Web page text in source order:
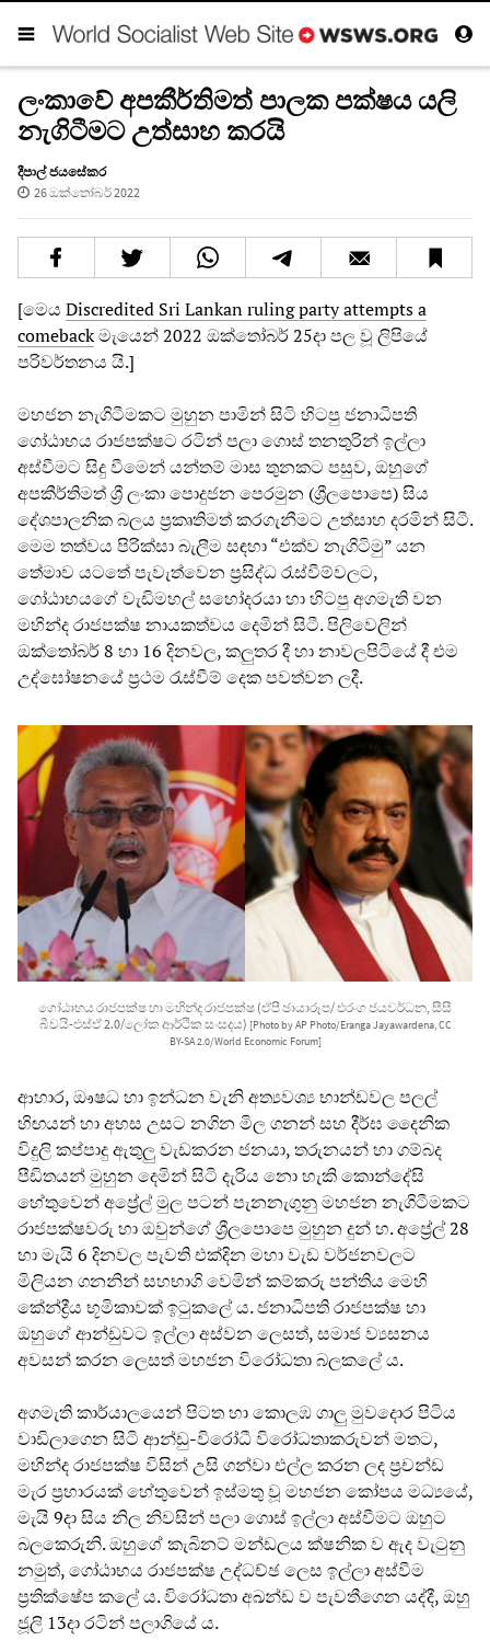
ලංකාවේ අපකීර්තිමත් පාලක පක්ෂය යලි
නැගිටීමට උත්සාහ කරයි
දීපාල් ජයසේකර
26 ඔක්තෝබර් 2022
[මෙය Discredited Sri Lankan ruling party attempts a
comebackමැයෙන් 2022 ඔක්තෝබර් 25දා පල වූ ලිපියේ
පරිවර්තනය යි.]
මහජන නැගිටීමකට මුහුන පාමින් සිටි හිටපු ජනාධිපති
ගෝඨාභය රාජපක්ෂට රටින් පලා ගොස් තනතුරින් ඉල්ලා
අස්වීමට සිදු වීමෙන් යන්තම් මාස තුනකට පසුව, ඔහුගේ
අපකීර්තිමත් ශ්‍රී ලංකා පොදුජන පෙරමුන (ශ්‍රීලපොපෙ) සිය
දේශපාලනික බලය ප්‍රකෘතිමත් කරගැනීමට උත්සාහ දරමින් සිටී.
මෙම තත්වය පිරික්සා බැලීම සඳහා “එක්ව නැගිටිමු” යන
තේමාව යටතේ පැවැත්වෙන ප්‍රසිද්ධ රැස්වීම්වලට,
ගෝඨාභයගේ වැඩිමහල් සහෝදරයා හා හිටපු අගමැති වන
මහින්ද රාජපක්ෂ නායකත්වය දෙමින් සිටී. පිලිවෙලින්
ඔක්තෝබර් 8 හා 16 දිනවල, කලුතර දී හා නාවලපිටියේ දී එම
උද්ඝෝෂනයේ ප්‍රථම රැස්වීම් දෙක පවත්වන ලදී.
ගෝඨාභය රාජපක්ෂ හා මහින්ද රාජපක්ෂ (ඒපී ඡායාරූප/ එරංග ජයවර්ධන, සීසී
බීවයි-එස්ඒ 2.0/ලෝක ආර්ථික සංසදය) [Photo by AP Photo/Eranga Jayawardena, CC
BY-SA 2.0/World Economic Forum]
ආහාර, ඖෂධ හා ඉන්ධන වැනි අත්‍යවශ්‍ය භාන්ඩවල පලල්
හිඟයන් හා අහස උසට නගින මිල ගනන් සහ දීර්ඝ දෛනික
විදුලි කප්පාදු ඇතුලු වැඩකරන ජනයා, තරුනයන් හා ගම්බද
පීඩිතයන් මුහුන දෙමින් සිටි දැරිය නො හැකි කොන්දේසි
හේතුවෙන් අප්‍රේල් මුල පටන් පැනනැගුනු මහජන නැගිටීමකට
රාජපක්ෂවරු හා ඔවුන්ගේ ශ්‍රීලපොපෙ මුහුන දුන් හ. අප්‍රේල් 28
හා මැයි 6 දිනවල පැවති එක්දින මහා වැඩ වර්ජනවලට
මිලියන ගනනින් සහභාගි වෙමින් කම්කරු පන්තිය මෙහි
කේන්ද්‍රීය භූමිකාවක් ඉටුකලේ ය. ජනාධිපති රාජපක්ෂ හා
ඔහුගේ ආන්ඩුවට ඉල්ලා අස්වන ලෙසත්, සමාජ ව්‍යසනය
අවසන් කරන ලෙසත් මහජන විරෝධතා බලකලේ ය.
අගමැති කාර්යාලයෙන් පිටත හා කොලඹ ගාලු මුවදොර පිටිය
වාඩිලාගෙන සිටි ආන්ඩු-විරෝධී විරෝධතාකරුවන් මතට,
මහින්ද රාජපක්ෂ විසින් උසි ගන්වා එල්ල කරන ලද ප්‍රචන්ඩ
මැර ප්‍රහාරයක් හේතුවෙන් ඉස්මතු වූ මහජන කෝපය මධ්‍යයේ,
මැයි 9දා සිය නිල නිවසින් පලා ගොස් ඉල්ලා අස්වීමට ඔහුට
බලකෙරුනි. ඔහුගේ කැබිනට් මන්ඩලය ක්ෂනික ව ඇද වැටුනු
නමුත්, ගෝඨාභය රාජපක්ෂ උද්ධච්ඡ ලෙස ඉල්ලා අස්වීම
ප්‍රතික්ෂේප කලේ ය. විරෝධතා අඛන්ඩ ව පැවතීගෙන යද්දී, ඔහු
ජූලි 13දා රටින් පලාගියේ ය.